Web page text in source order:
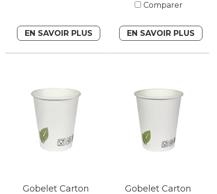
EN SAVOIR PLUS
Comparer
EN SAVOIR PLUS
Gobelet Carton
Gobelet Carton